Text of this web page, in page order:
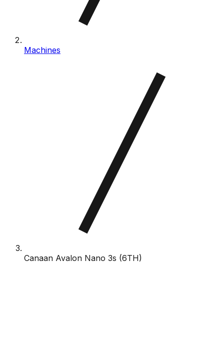
Machines
Canaan Avalon Nano 3s (6TH)